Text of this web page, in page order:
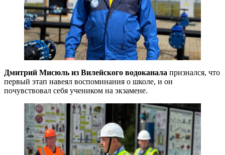
Дмитрий Мисюль из Вилейского водоканала признался, что
первый этап навеял воспоминания о школе, и он
почувствовал себя учеником на экзамене.